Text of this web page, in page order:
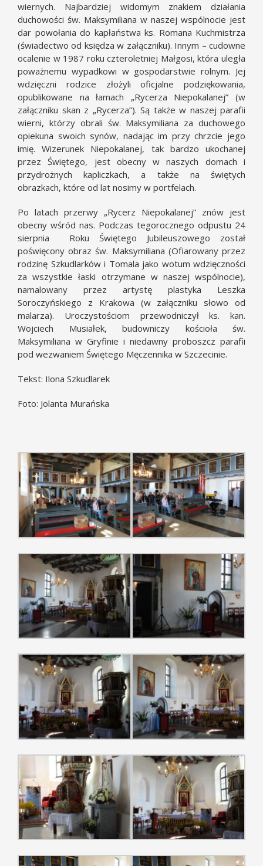
wiernych. Najbardziej widomym znakiem działania
duchowości św. Maksymiliana w naszej wspólnocie jest
dar powołania do kapłaństwa ks. Romana Kuchmistrza
(świadectwo od księdza w załączniku). Innym – cudowne
ocalenie w 1987 roku czteroletniej Małgosi, która uległa
poważnemu wypadkowi w gospodarstwie rolnym. Jej
wdzięczni rodzice złożyli oficjalne podziękowania,
opublikowane na łamach „Rycerza Niepokalanej” (w
załączniku skan z „Rycerza”). Są także w naszej parafii
wierni, którzy obrali św. Maksymiliana za duchowego
opiekuna swoich synów, nadając im przy chrzcie jego
imię. Wizerunek Niepokalanej, tak bardzo ukochanej
przez Świętego, jest obecny w naszych domach i
przydrożnych kapliczkach, a także na świętych
obrazkach, które od lat nosimy w portfelach.
Po latach przerwy „Rycerz Niepokalanej” znów jest
obecny wśród nas. Podczas tegorocznego odpustu 24
sierpnia Roku Świętego Jubileuszowego został
poświęcony obraz św. Maksymiliana (Ofiarowany przez
rodzinę Szkudlarków i Tomala jako wotum wdzięczności
za wszystkie łaski otrzymane w naszej wspólnocie),
namalowany przez artystę plastyka Leszka
Soroczyńskiego z Krakowa (w załączniku słowo od
malarza). Uroczystościom przewodniczył ks. kan.
Wojciech Musiałek, budowniczy kościoła św.
Maksymiliana w Gryfinie i niedawny proboszcz parafii
pod wezwaniem Świętego Męczennika w Szczecinie.
Tekst: Ilona Szkudlarek
Foto: Jolanta Murańska